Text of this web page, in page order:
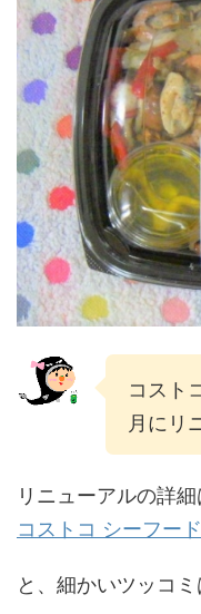
コスト
月にリ
リニューアルの詳
コストコ シーフー
と、細かいツッコミ